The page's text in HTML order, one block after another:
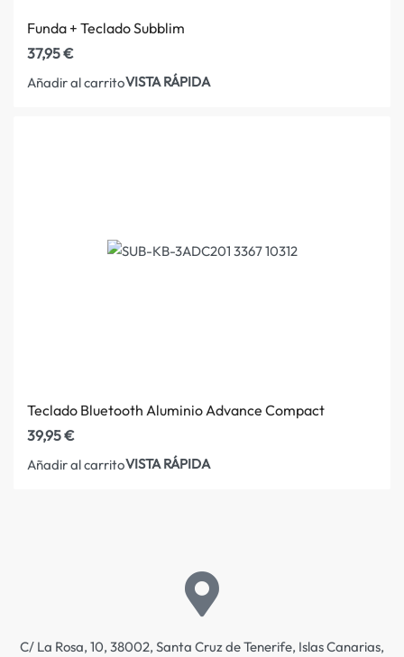
Funda + Teclado Subblim
37,95€
Añadir al carritoVISTA RÁPIDA
Teclado Bluetooth Aluminio Advance Compact
39,95€
Añadir al carritoVISTA RÁPIDA
C/ La Rosa, 10, 38002, Santa Cruz de Tenerife, Islas Canarias,